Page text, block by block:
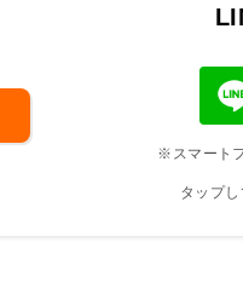
※スマート
タップし